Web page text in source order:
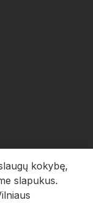
kokybę,
slapukus.